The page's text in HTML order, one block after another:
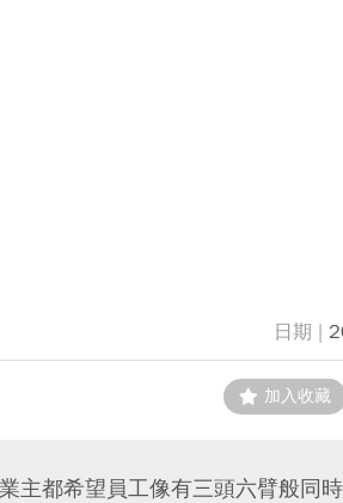
加入收藏
主都希望員工像有三頭六臂般同